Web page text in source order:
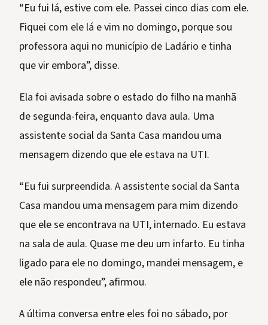
“Eu fui lá, estive com ele. Passei cinco dias com ele.
Fiquei com ele lá e vim no domingo, porque sou
professora aqui no município de Ladário e tinha
que vir embora”, disse.
Ela foi avisada sobre o estado do filho na manhã
de segunda-feira, enquanto dava aula. Uma
assistente social da Santa Casa mandou uma
mensagem dizendo que ele estava na UTI.
“Eu fui surpreendida. A assistente social da Santa
Casa mandou uma mensagem para mim dizendo
que ele se encontrava na UTI, internado. Eu estava
na sala de aula. Quase me deu um infarto. Eu tinha
ligado para ele no domingo, mandei mensagem, e
ele não respondeu”, afirmou.
A última conversa entre eles foi no sábado, por